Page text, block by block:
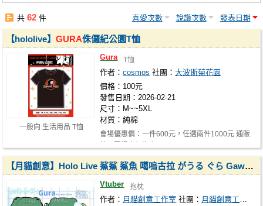
註冊會員
共62 件 喜愛次數 說讚次數 發表日期
一般向 生活用品 T恤
【hololive】GURA侏儸紀公園T恤
Gura T恤
作者：cosmos 社團：大波斯菊花園
價格：100元
發售日期：2026-02-21
尺寸：M~~5XL
材質：純棉
會場優惠價：一件600元，任選兩件1000元 通販
【月貓創意】Holo Live 鯊鯊 鯊魚 噶嗚古拉 がうる ぐら Gawr
Vtuber 抱枕
作者： 月貓創意工作室 社團： 月貓創意工作室